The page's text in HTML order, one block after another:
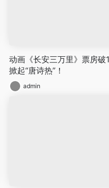
动画《长安三万里》票房破
掀起“唐诗热”！
admin